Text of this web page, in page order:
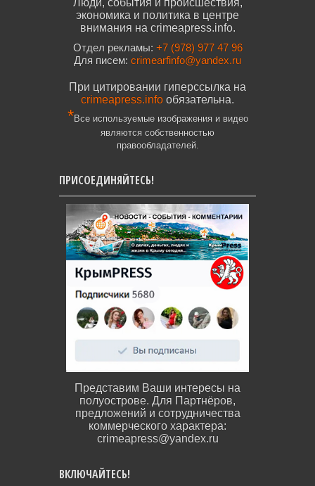
экономика и политика в центре
внимания на crimeapress.info.
Отдел рекламы: +7 (978) 977 47 96
Для писем: crimearfinfo@yandex.ru
При цитировании гиперссылка на
crimeapress.info обязательна.
*Все используемые изображения и видео
являются собственностью
правообладателей.
ПРИСОЕДИНЯЙТЕСЬ!
Представим Ваши интересы на
полуострове. Для Партнёров,
предложений и сотрудничества
коммерческого характера:
crimeapress@yandex.ru
ВКЛЮЧАЙТЕСЬ!